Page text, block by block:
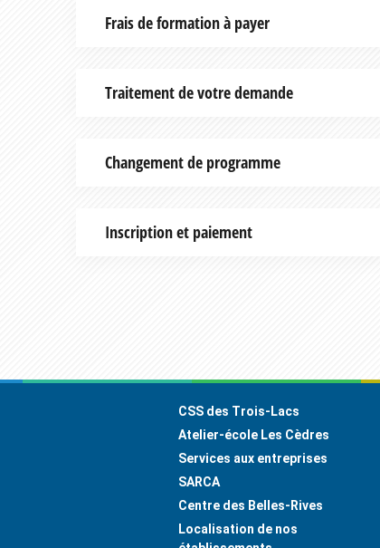
Frais de formation à payer
Traitement de votre demande
Changement de programme
Inscription et paiement
Footer
CSS des Trois-Lacs
Atelier-école Les Cèdres
Services aux entreprises
SARCA
Centre des Belles-Rives
Localisation de nos